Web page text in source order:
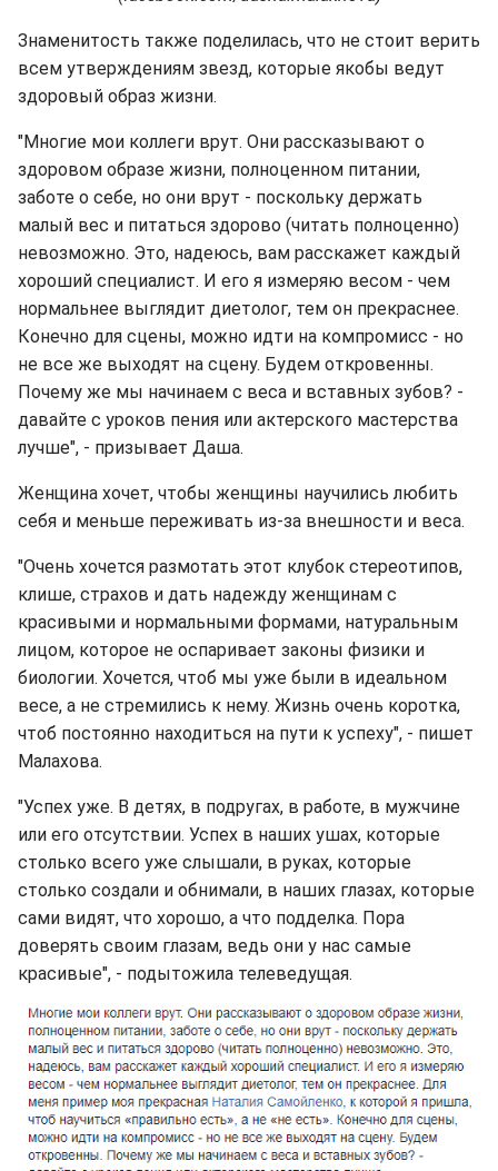
Знаменитость также поделилась, что не стоит верить
всем утверждениям звезд, которые якобы ведут
здоровый образ жизни.
"Многие мои коллеги врут. Они рассказывают о
здоровом образе жизни, полноценном питании,
заботе о себе, но они врут - поскольку держать
малый вес и питаться здорово (читать полноценно)
невозможно. Это, надеюсь, вам расскажет каждый
хороший специалист. И его я измеряю весом - чем
нормальнее выглядит диетолог, тем он прекраснее.
Конечно для сцены, можно идти на компромисс - но
не все же выходят на сцену. Будем откровенны.
Почему же мы начинаем с веса и вставных зубов? -
давайте с уроков пения или актерского мастерства
лучше", - призывает Даша.
Женщина хочет, чтобы женщины научились любить
себя и меньше переживать из-за внешности и веса.
"Очень хочется размотать этот клубок стереотипов,
клише, страхов и дать надежду женщинам с
красивыми и нормальными формами, натуральным
лицом, которое не оспаривает законы физики и
биологии. Хочется, чтоб мы уже были в идеальном
весе, а не стремились к нему. Жизнь очень коротка,
чтоб постоянно находиться на пути к успеху", - пишет
Малахова.
"Успех уже. В детях, в подругах, в работе, в мужчине
или его отсутствии. Успех в наших ушах, которые
столько всего уже слышали, в руках, которые
столько создали и обнимали, в наших глазах, которые
сами видят, что хорошо, а что подделка. Пора
доверять своим глазам, ведь они у нас самые
красивые", - подытожила телеведущая.